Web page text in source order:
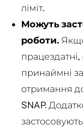
ліміт.
Можуть
роботи.
принаймні
отримання
SNAP.